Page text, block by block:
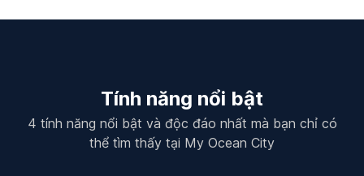
Tính năng nổi bật
4 tính năng nổi bật và độc đáo nhất mà bạn chỉ có
thể tìm thấy tại My Ocean City